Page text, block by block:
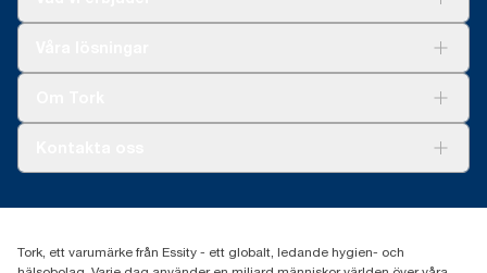
031-746 17 00
Tork, ett varumärke från Essity - ett globalt, ledande hygien- och